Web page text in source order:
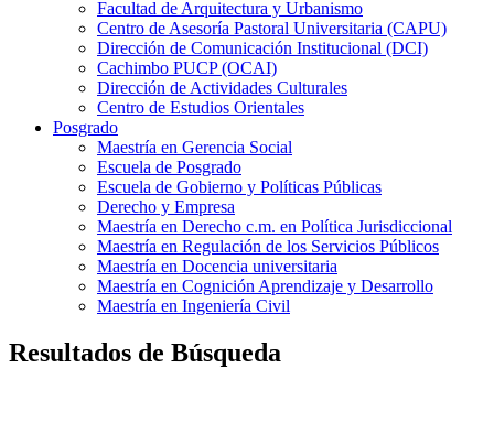
Facultad de Arquitectura y Urbanismo
Centro de Asesoría Pastoral Universitaria (CAPU)
Dirección de Comunicación Institucional (DCI)
Cachimbo PUCP (OCAI)
Dirección de Actividades Culturales
Centro de Estudios Orientales
Posgrado
Maestría en Gerencia Social
Escuela de Posgrado
Escuela de Gobierno y Políticas Públicas
Derecho y Empresa
Maestría en Derecho c.m. en Política Jurisdiccional
Maestría en Regulación de los Servicios Públicos
Maestría en Docencia universitaria
Maestría en Cognición Aprendizaje y Desarrollo
Maestría en Ingeniería Civil
Resultados de Búsqueda